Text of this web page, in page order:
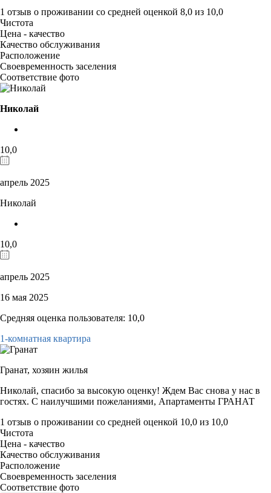
1 отзыв о проживании со средней оценкой 8,0 из 10,0
Чистота
Цена - качество
Качество обслуживания
Расположение
Своевременность заселения
Соответствие фото
Николай
10,0
апрель 2025
Николай
10,0
апрель 2025
16 мая 2025
Средняя оценка пользователя: 10,0
1-комнатная квартира
Гранат, хозяин жилья
Николай, спасибо за высокую оценку! Ждем Вас снова у нас в
гостях. С наилучшими пожеланиями, Апартаменты ГРАНАТ
1 отзыв о проживании со средней оценкой 10,0 из 10,0
Чистота
Цена - качество
Качество обслуживания
Расположение
Своевременность заселения
Соответствие фото